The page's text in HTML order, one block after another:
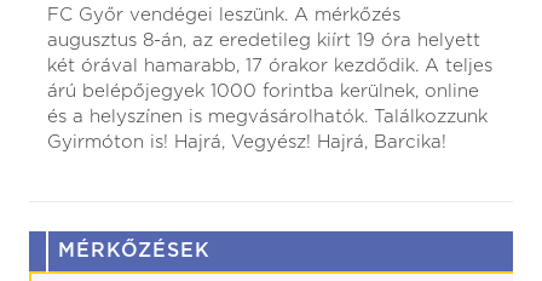
FC Győr vendégei leszünk. A mérkőzés
augusztus 8-án, az eredetileg kiírt 19 óra helyett
két órával hamarabb, 17 órakor kezdődik. A teljes
árú belépőjegyek 1000 forintba kerülnek, online
és a helyszínen is megvásárolhatók. Találkozzunk
Gyirmóton is! Hajrá, Vegyész! Hajrá, Barcika!
MÉRKŐZÉSEK